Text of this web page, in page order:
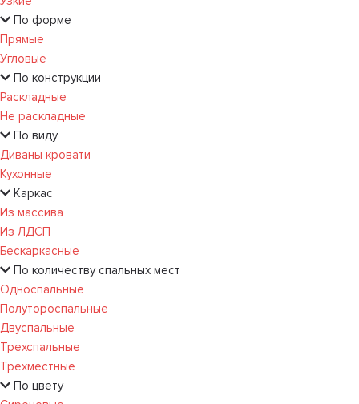
По форме
Прямые
Угловые
По конструкции
Раскладные
Не раскладные
По виду
Диваны кровати
Кухонные
Каркас
Из массива
Из ЛДСП
Бескаркасные
По количеству спальных мест
Односпальные
Полутороспальные
Двуспальные
Трехспальные
Трехместные
По цвету